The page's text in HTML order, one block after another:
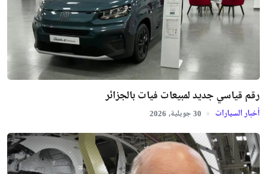
رقم قياسي جديد لمبيعات فيات بالجزائر
أخبار السيارات 30 جويلية, 2026